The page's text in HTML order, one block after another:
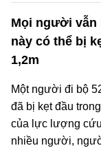
Mọi người vẫn
này có thể bị
1,2m
Một người đi bộ
đã bị kẹt đầu
của lực lượng
nhiều người,